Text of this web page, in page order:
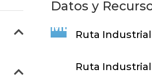
Datos y
Ruta Industrial
Ruta Industrial